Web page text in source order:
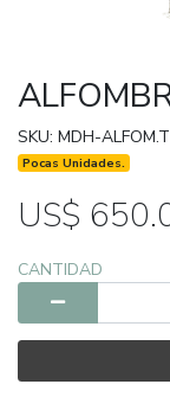
SKU: MDH-
Pocas Unidades.
US$
CANTIDAD